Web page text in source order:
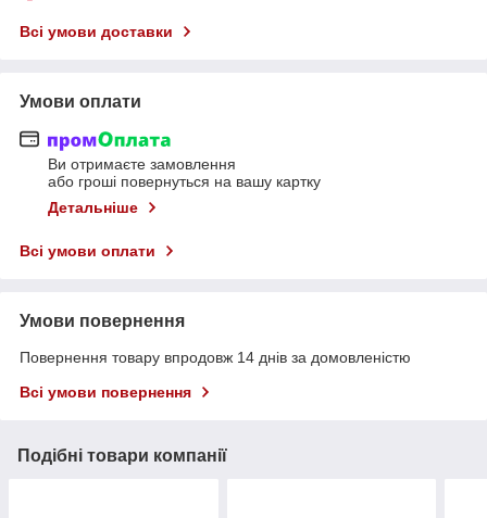
Всі умови доставки
Умови оплати
Ви отримаєте замовлення
або гроші повернуться на вашу картку
Детальніше
Всі умови оплати
Умови повернення
Повернення товару впродовж 14 днів за домовленістю
Всі умови повернення
Подібні товари компанії